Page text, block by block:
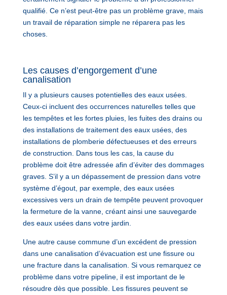
qualifié. Ce n’est peut-être pas un problème grave, mais
un travail de réparation simple ne réparera pas les
choses.
Les causes d’engorgement d’une
canalisation
Il y a plusieurs causes potentielles des eaux usées.
Ceux-ci incluent des occurrences naturelles telles que
les tempêtes et les fortes pluies, les fuites des drains ou
des installations de traitement des eaux usées, des
installations de plomberie défectueuses et des erreurs
de construction. Dans tous les cas, la cause du
problème doit être adressée afin d’éviter des dommages
graves. S’il y a un dépassement de pression dans votre
système d’égout, par exemple, des eaux usées
excessives vers un drain de tempête peuvent provoquer
la fermeture de la vanne, créant ainsi une sauvegarde
des eaux usées dans votre jardin.
Une autre cause commune d’un excédent de pression
dans une canalisation d’évacuation est une fissure ou
une fracture dans la canalisation. Si vous remarquez ce
problème dans votre pipeline, il est important de le
résoudre dès que possible. Les fissures peuvent se